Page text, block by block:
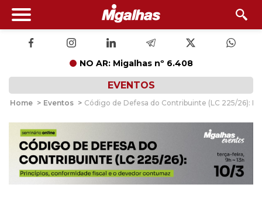
NO AR: Migalhas nº 6.408
EVENTOS
Home > Eventos > Código de Defesa do Contribuinte (LC 225/26):